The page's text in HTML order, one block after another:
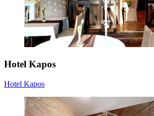
Hotel Kapos
Hotel Kapos